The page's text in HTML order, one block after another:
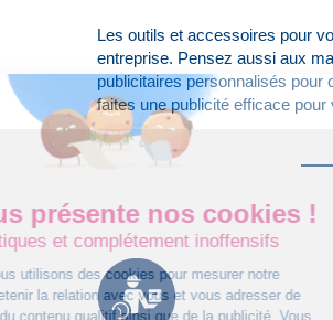
Les outils et accessoires pour
entreprise. Pensez aussi aux
publicitaires personnalisés
faites une publicité efficace pour
On vous présente
Diététiques et complétement
Sur ce site, nous utilisons des cookies pour
audience, entretenir la relation avec vous et
temps à autre du contenu qualitif ainsi que